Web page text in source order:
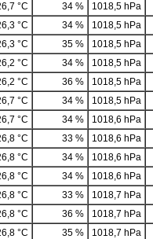
°C 34 %
1018,5 hPa
°C 34 %
1018,5 hPa
°C 35 %
1018,5 hPa
°C 34 %
1018,5 hPa
°C 36 %
1018,5 hPa
°C 34 %
1018,5 hPa
°C 34 %
1018,6 hPa
°C 33 %
1018,6 hPa
°C 34 %
1018,6 hPa
°C 34 %
1018,6 hPa
°C 33 %
1018,7 hPa
°C 36 %
1018,7 hPa
°C 35 %
1018,7 hPa